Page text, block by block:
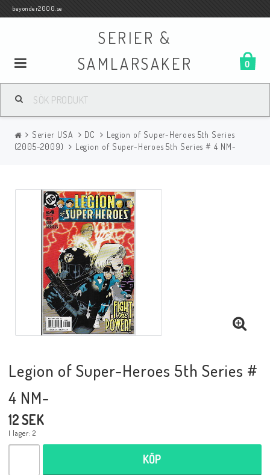
beyonder2000.se
SERIER &
SAMLARSAKER
0
Samlar- och Spelkort
Serier
Böcker
Mynt och Sedlar
Samlartillbehör
Serier Sverige
Serier USA DC
Legion of Super-Heroes 5th Series
(2005-2009)
Legion of Super-Heroes 5th Series # 4 NM-
Legion of Super-Heroes 5th Series #
4 NM-
12 SEK
I lager: 2
KÖP